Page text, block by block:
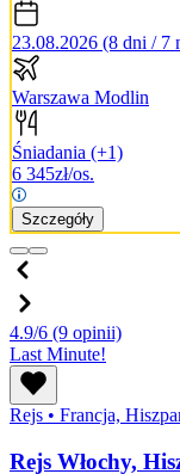
23.08.2026 (8 dni / 7
Warszawa Modlin
Śniadania (+1)
6 345zł/os.
Szczegóły
4.9/6 (9 opinii)
Last Minute!
Rejs • Francja,
Rejs Włochy,